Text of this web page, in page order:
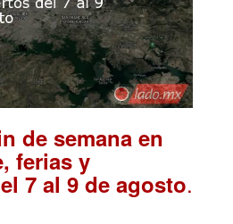
de semana en
ferias y
7 al 9 de agosto.